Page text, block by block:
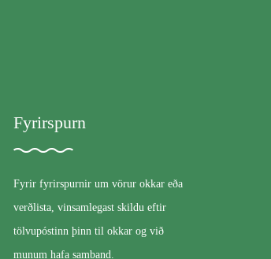
Fyrirspurn
Fyrir fyrirspurnir um vörur okkar eða
verðlista, vinsamlegast skildu eftir
tölvupóstinn þinn til okkar og við
munum hafa samband.